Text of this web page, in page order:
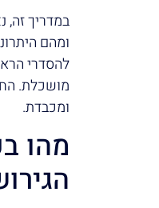
במדריך זה,
ומהם
להסדרי
מושכלת.
ומכבדת.
מהו